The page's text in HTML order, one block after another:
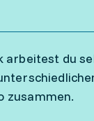
du
zusammen.